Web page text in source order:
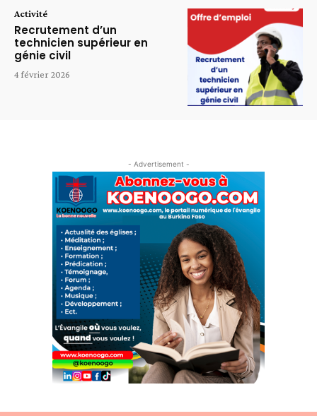
Activité
Recrutement d’un
technicien supérieur en
génie civil
4 février 2026
- Advertisement -